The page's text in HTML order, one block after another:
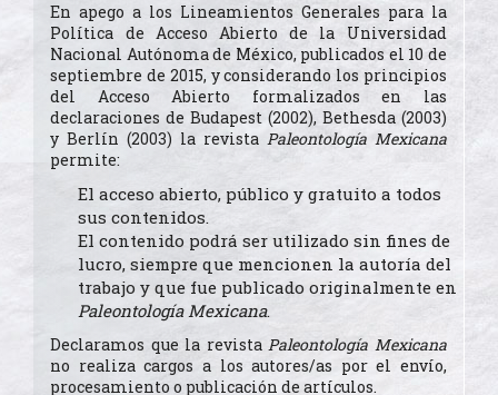
En apego a los Lineamientos Generales para la
Política de Acceso Abierto de la Universidad
Nacional Autónoma de México, publicados el 10 de
septiembre de 2015, y considerando los principios
del Acceso Abierto formalizados en las
declaraciones de Budapest (2002), Bethesda (2003)
y Berlín (2003) la revista Paleontología Mexicana
permite:
El acceso abierto, público y gratuito a todos
sus contenidos.
El contenido podrá ser utilizado sin fines de
lucro, siempre que mencionen la autoría del
trabajo y que fue publicado originalmente en
Paleontología Mexicana.
Declaramos que la revistaPaleontología Mexicana
no realiza cargos a los autores/as por el envío,
procesamiento o publicación de artículos.